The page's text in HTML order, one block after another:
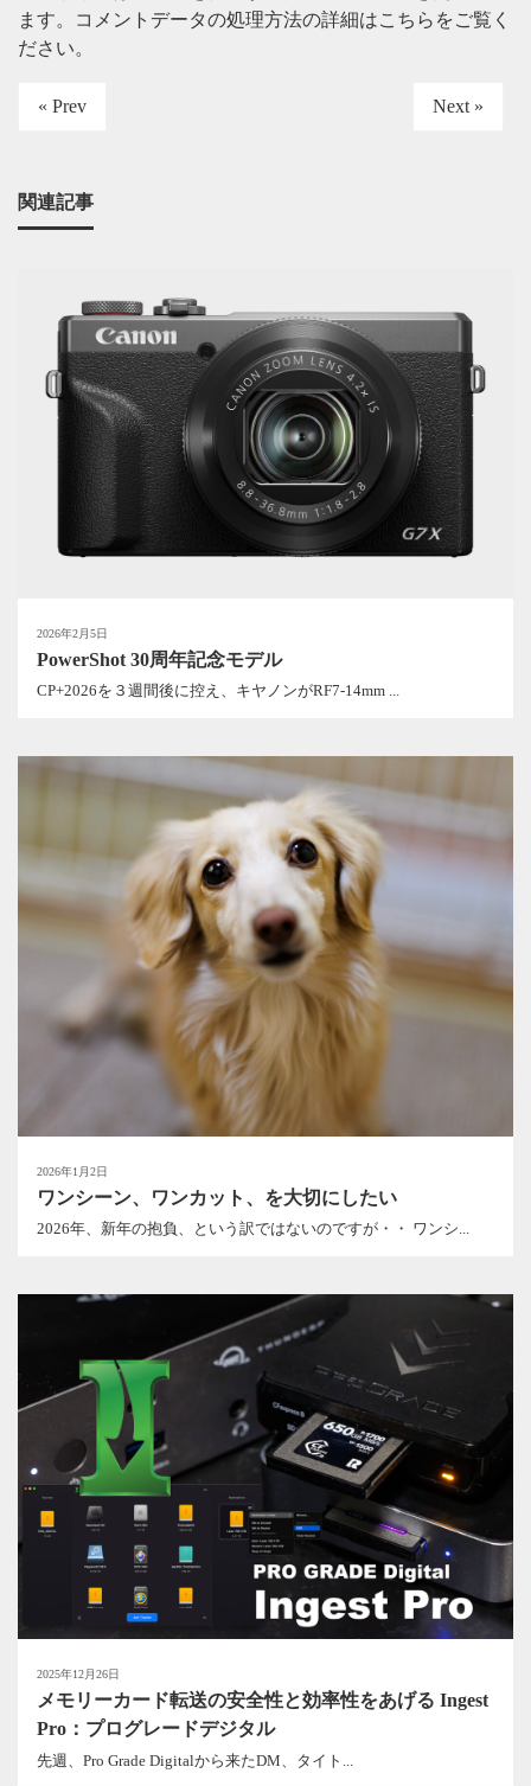
ます。
コメントデータの処理方法の詳細はこちらをご覧く
ださい。
« Prev Next »
関連記事
2026年2月5日
PowerShot 30周年記念モデル
CP+2026を３週間後に控え、キヤノンがRF7-14mm ...
2026年1月2日
ワンシーン、ワンカット、を大切にしたい
2026年、新年の抱負、という訳ではないのですが・・ ワンシ...
2025年12月26日
メモリーカード転送の安全性と効率性をあげる Ingest
Pro：プログレードデジタル
先週、Pro Grade Digitalから来たDM、タイト...